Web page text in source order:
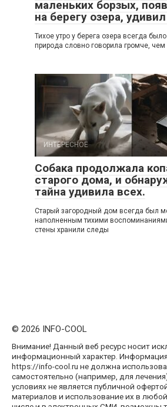
маленьких борзых,
на берегу озера,
Тихое утро у берега озера всегда
природа словно говорила громче, чем
ИНТЕРЕСНОЕ
Собака продолжала
старого дома, и
тайна удивила всех.
Старый загородный дом всегда был
наполненным тихими
стены хранили следы
© 2026 INFO-COOL
Внимание! Данный веб ресурс носит
информационный характер. Информация
https://info-cool.ru не должна
самостоятельно (например, для
условиях не является публичной
материалов и использование их в